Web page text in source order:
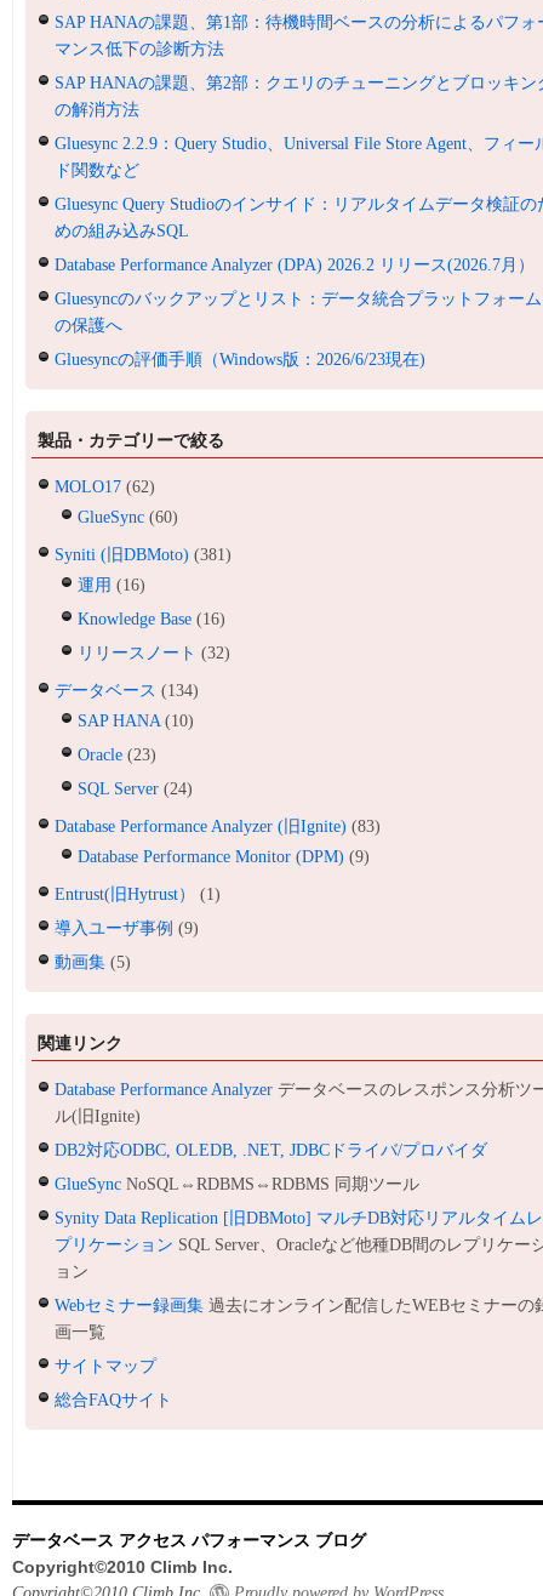
SAP HANAの課題、第1部：待機時間ベースの分析によるパフォ
マンス低下の診断方法
SAP HANAの課題、第2部：クエリのチューニングとブロッキン
の解消方法
Gluesync 2.2.9：Query Studio、Universal File Store Agent、フィー
ド関数など
Gluesync Query Studioのインサイド：リアルタイムデータ検証の
めの組み込みSQL
Database Performance Analyzer (DPA) 2026.2 リリース(2026.7月）
Gluesyncのバックアップとリスト：データ統合プラットフォーム
の保護へ
Gluesyncの評価手順（Windows版：2026/6/23現在)
製品・カテゴリーで絞る
MOLO17 (62)
GlueSync (60)
Syniti (旧DBMoto) (381)
運用 (16)
Knowledge Base (16)
リリースノート (32)
データベース (134)
SAP HANA(10)
Oracle (23)
SQL Server (24)
Database Performance Analyzer (旧Ignite) (83)
Database Performance Monitor (DPM) (9)
Entrust(旧Hytrust）
(1)
導入ユーザ事例 (9)
動画集 (5)
関連リンク
Database Performance Analyzer データベースのレスポンス分析ツ
ル(旧Ignite)
DB2対応ODBC, OLEDB, .NET, JDBCドライバ/プロバイダ
GlueSync NoSQL⇔RDBMS⇔RDBMS 同期ツール
Synity Data Replication [旧DBMoto] マルチDB対応リアルタイムレ
プリケーション SQL Server、Oracleなど他種DB間のレプリケー
ョン
Webセミナー録画集 過去にオンライン配信したWEBセミナーの
画一覧
サイトマップ
総合FAQサイト
データベース アクセス パフォーマンス ブログ
Copyright©2010 Climb Inc.